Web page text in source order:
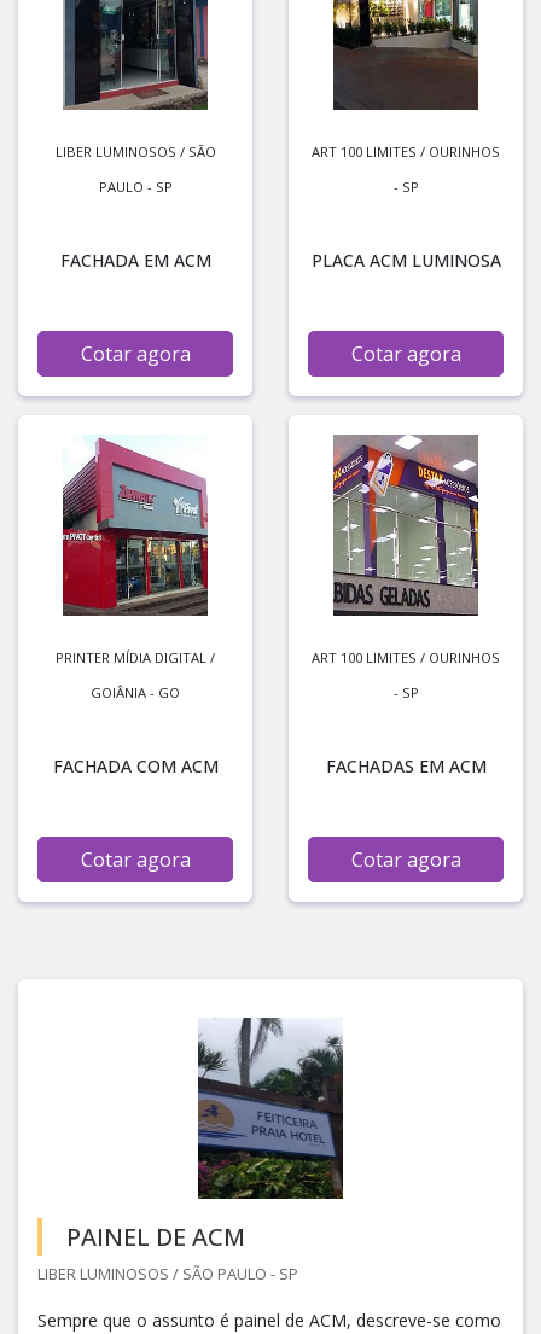
LIBER LUMINOSOS / SÃO
PAULO - SP
FACHADA EM ACM
Cotar agora
ART 100 LIMITES / OURINHOS
- SP
PLACA ACM LUMINOSA
Cotar agora
PRINTER MÍDIA DIGITAL /
GOIÂNIA - GO
FACHADA COM ACM
Cotar agora
ART 100 LIMITES / OURINHOS
- SP
FACHADAS EM ACM
Cotar agora
PAINEL DE ACM
LIBER LUMINOSOS / SÃO PAULO - SP
Sempre que o assunto é painel de ACM, descreve-se como